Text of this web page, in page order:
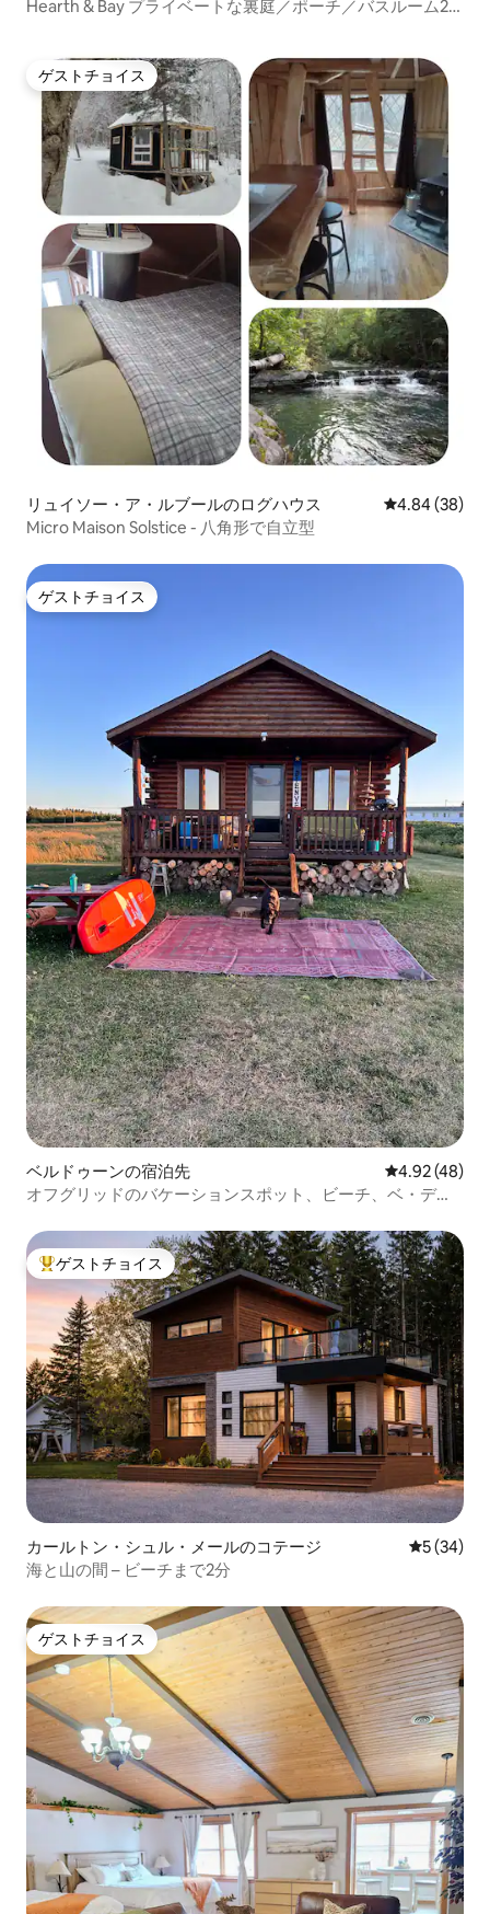
Hearth & Bay プライベートな裏庭／ポーチ／バスルーム2
ゲストチョイス
ゲストチョイス
リュイソー・ア・ルブールのログハウス レビュー38
4.84 (38)
Micro Maison Solstice - 八角形で自立型
ゲストチョイス
ゲストチョイス
ベルドゥーンの宿泊先 レビュー48
4.92 (48)
オフグリッドのバケーションスポット、ビーチ、ベ・デ・
大好評のゲストチョイスです。
ゲストチョイス
カールトン・シュル・メールのコテージ レビュー
5 (34)
海と山の間 – ビーチまで2分
ゲストチョイス
ゲストチョイス